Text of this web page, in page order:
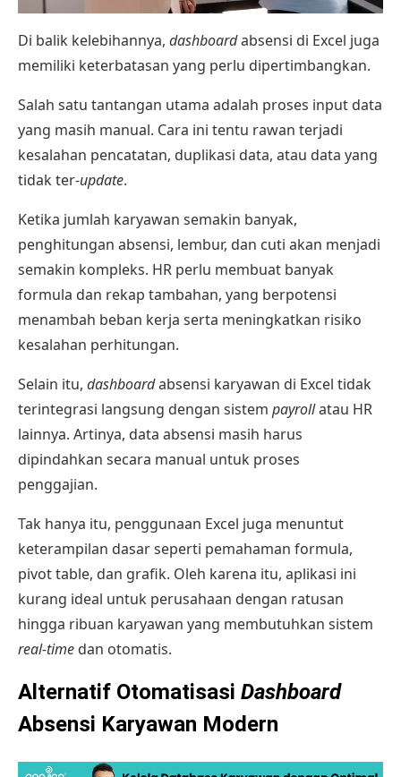
Di balik kelebihannya, dashboardabsensi di Excel juga
memiliki keterbatasan yang perlu dipertimbangkan.
Salah satu tantangan utama adalah proses input data
yang masih manual. Cara ini tentu rawan terjadi
kesalahan pencatatan, duplikasi data, atau data yang
tidak ter-update.
Ketika jumlah karyawan semakin banyak,
penghitungan absensi, lembur, dan cuti akan menjadi
semakin kompleks. HR perlu membuat banyak
formula dan rekap tambahan, yang berpotensi
menambah beban kerja serta meningkatkan risiko
kesalahan perhitungan.
Selain itu, dashboardabsensi karyawan di Excel tidak
terintegrasi langsung dengan sistem payrollatau HR
lainnya. Artinya, data absensi masih harus
dipindahkan secara manual untuk proses
penggajian.
Tak hanya itu, penggunaan Excel juga menuntut
keterampilan dasar seperti pemahaman formula,
pivot table, dan grafik. Oleh karena itu, aplikasi ini
kurang ideal untuk perusahaan dengan ratusan
hingga ribuan karyawan yang membutuhkan sistem
real-time dan otomatis.
Alternatif Otomatisasi Dashboard
Absensi Karyawan Modern